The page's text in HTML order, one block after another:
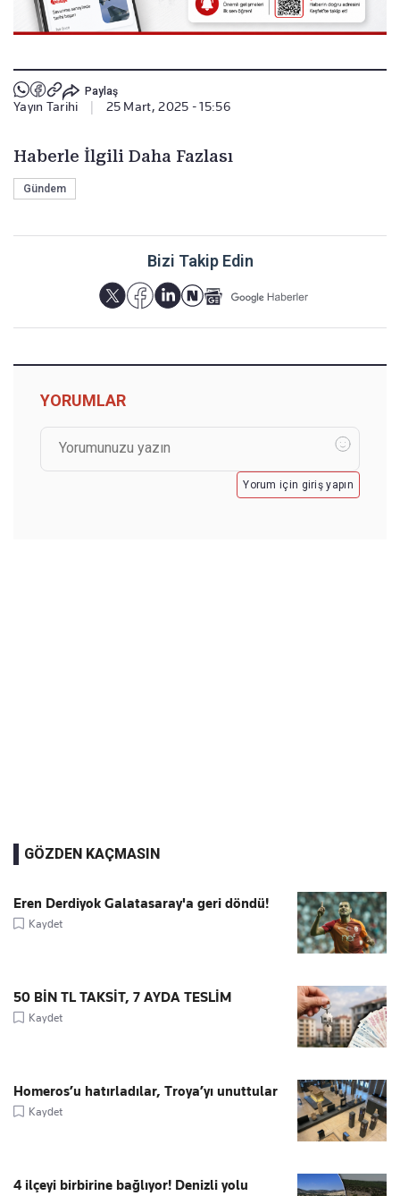
Paylaş
Yayın Tarihi 25 Mart, 2025 - 15:56
Haberle İlgili Daha Fazlası
Gündem
Bizi Takip Edin
YORUMLAR
Yorum için giriş yapın
GÖZDEN KAÇMASIN
Eren Derdiyok Galatasaray'a geri döndü!
Kaydet
50 BİN TL TAKSİT, 7 AYDA TESLİM
Kaydet
Homeros’u hatırladılar, Troya’yı unuttular
Kaydet
4 ilçeyi birbirine bağlıyor! Denizli yolu